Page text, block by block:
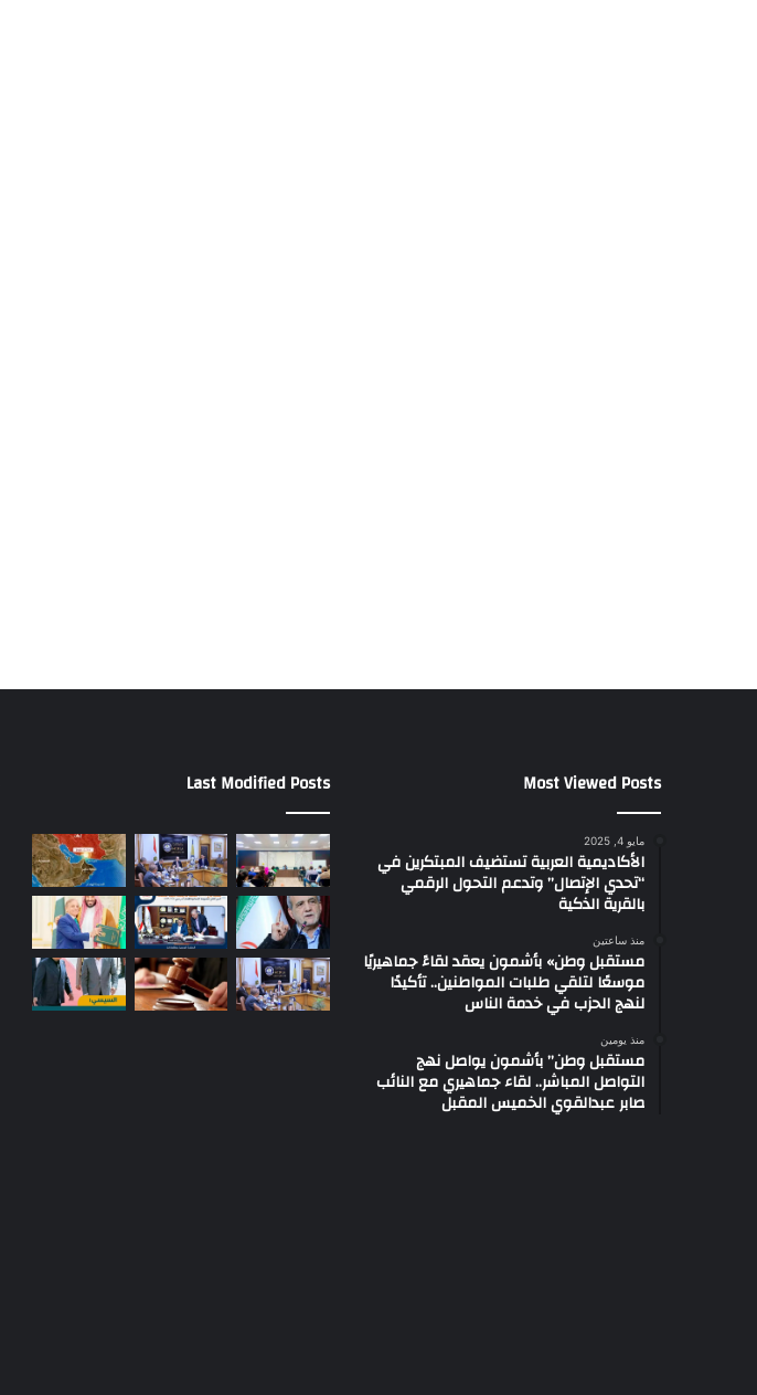
Most Viewed Posts
مايو 4, 2025
الأكاديمية العربية تستضيف المبتكرين في
“تحدي الإتصال” وتدعم التحول الرقمي
بالقرية الذكية
منذ ساعتين
مستقبل وطن» بأشمون يعقد لقاءً جماهيريًا
موسعًا لتلقي طلبات المواطنين.. تأكيدًا
لنهج الحزب في خدمة الناس
منذ يومين
مستقبل وطن” بأشمون يواصل نهج
التواصل المباشر.. لقاء جماهيري مع النائب
صابر عبدالقوي الخميس المقبل
Last Modified Posts